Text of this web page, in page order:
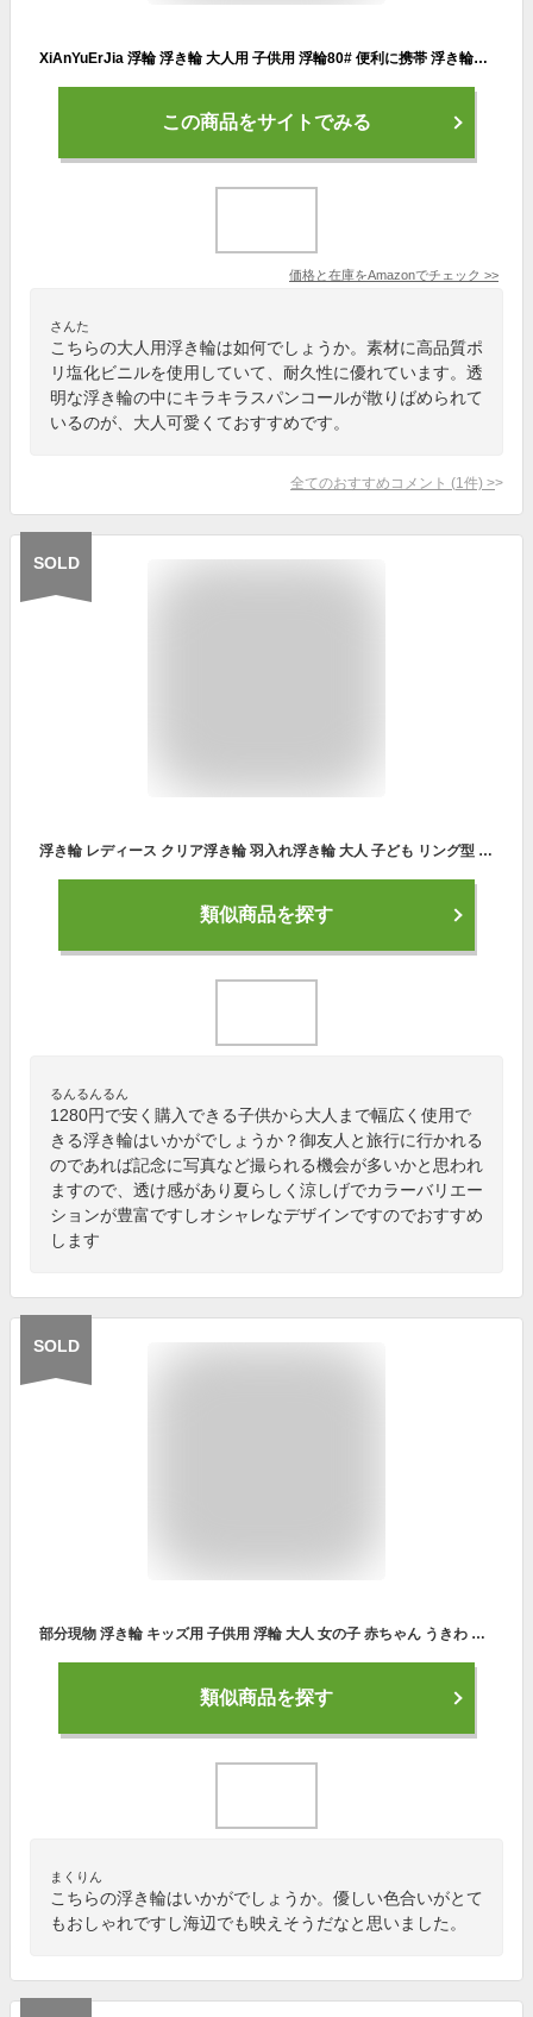
XiAnYuErJia 浮輪 浮き輪 大人用 子供用 浮輪80# 便利に携帯 浮き輪大きい 厚 ビーチ 海水浴 夏休み レジャー用品 レディース メンズ 金色
この商品をサイトでみる
価格と在庫をAmazonでチェック >>
さんた
こちらの大人用浮き輪は如何でしょうか。素材に高品質ポ
リ塩化ビニルを使用していて、耐久性に優れています。透
明な浮き輪の中にキラキラスパンコールが散りばめられて
いるのが、大人可愛くておすすめです。
全てのおすすめコメント (1 件) >
SOLD
浮き輪 レディース クリア浮き輪 羽入れ浮き輪 大人 子ども リング型 透明うきわ レディース 浮き輪 透け感 かわいい 浮き輪 リング型 アウトドア ビーチグッズ 海水浴 水遊び 海 夏休み ビーチ ポール おしゃれ 浮き輪 リゾート 浮き輪 インスタ映え 送料無料
類似商品を探す
るんるんるん
1280円で安く購入できる子供から大人まで幅広く使用で
きる浮き輪はいかがでしょうか？御友人と旅行に行かれる
のであれば記念に写真など撮られる機会が多いかと思われ
ますので、透け感があり夏らしく涼しげでカラーバリエー
ションが豊富ですしオシャレなデザインですのでおすすめ
します
SOLD
部分現物 浮き輪 キッズ用 子供用 浮輪 大人 女の子 赤ちゃん うきわ ハンドル付 水遊び 浮輪 クリア キッズフロート キラキラ 海 プール ビーチ 海水浴 浮輪 フロート かわいい おしゃれ 綺麗 うきわ ウキワ 子供 取っ手付き
類似商品を探す
まくりん
こちらの浮き輪はいかがでしょうか。優しい色合いがとて
もおしゃれですし海辺でも映えそうだなと思いました。